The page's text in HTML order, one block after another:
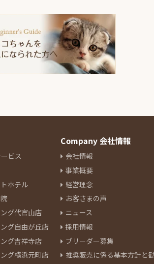
ビス
ホテル
グ代官山店
グ自由が丘店
グ吉祥寺店
グ横浜元町店
Company 会社情報
会社情報
事業概要
経営理念
お客さまの声
ニュース
採用情報
ブリーダー募集
推奨販売に係る基本方針と